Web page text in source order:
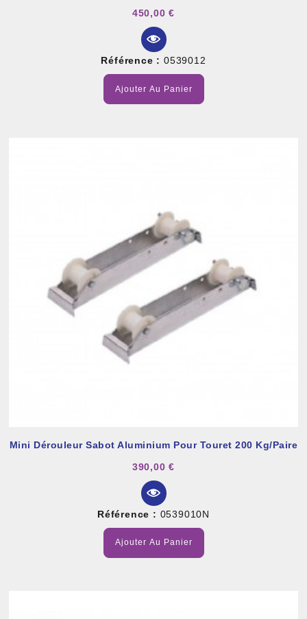
450,00 €
Référence : 0539012
Ajouter Au Panier
Mini Dérouleur Sabot Aluminium Pour Touret 200 Kg/paire
390,00 €
Référence : 0539010N
Ajouter Au Panier